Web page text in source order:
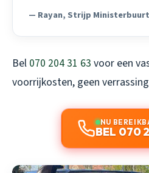
— Rayan, Strijp Ministerbuurt
Bel 070 204 31 63 voor een
voorrijkosten, geen
NU
BEL 070